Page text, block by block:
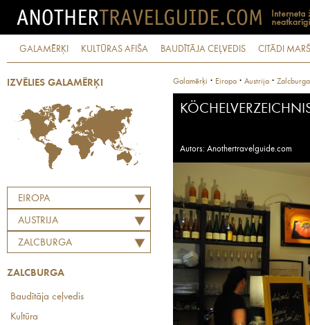
GALAMĒRĶI KULTŪRAS AFIŠA BAUDĪTĀJA CEĻVEDIS CITĀDI
IZVĒLIES GALAMĒRĶI
EIROPA
AUSTRIJA
ZALCBURGA
ZALCBURGA
Baudītāja ceļvedis
Kultūra
Galamērķi · Eiropa · Austrija · Zalcburga
Autors: Anothertravelguide.com